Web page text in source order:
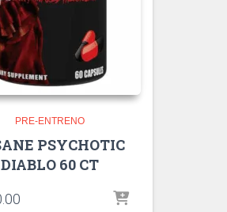
PRE-ENTRENO
PSYCHOTIC
DIABLO 60 CT